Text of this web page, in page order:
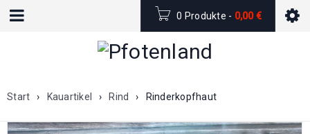
0 Produkte - 0,00€
Start › Kauartikel › Rind › Rinderkopfhaut